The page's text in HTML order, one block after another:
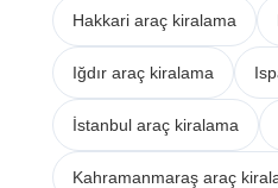
Hakkari araç kiralama
Iğdır araç kiralama
İstanbul araç kiralama
Kahramanmaraş araç